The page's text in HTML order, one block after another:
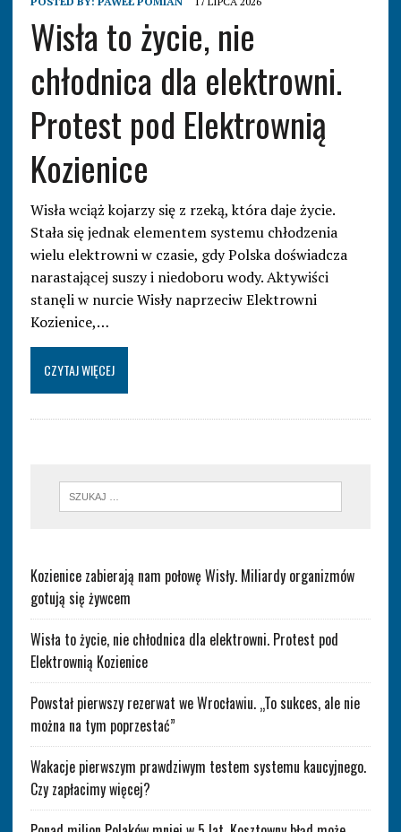
Wisła to życie, nie
chłodnica dla elektrowni.
Protest pod Elektrownią
Kozienice
Wisła wciąż kojarzy się z rzeką, która daje życie.
Stała się jednak elementem systemu chłodzenia
wielu elektrowni w czasie, gdy Polska doświadcza
narastającej suszy i niedoboru wody. Aktywiści
stanęli w nurcie Wisły naprzeciw Elektrowni
Kozienice,…
CZYTAJ WIĘCEJ
Kozienice zabierają nam połowę Wisły. Miliardy organizmów
gotują się żywcem
Wisła to życie, nie chłodnica dla elektrowni. Protest pod
Elektrownią Kozienice
Powstał pierwszy rezerwat we Wrocławiu. „To sukces, ale nie
można na tym poprzestać”
Wakacje pierwszym prawdziwym testem systemu kaucyjnego.
Czy zapłacimy więcej?